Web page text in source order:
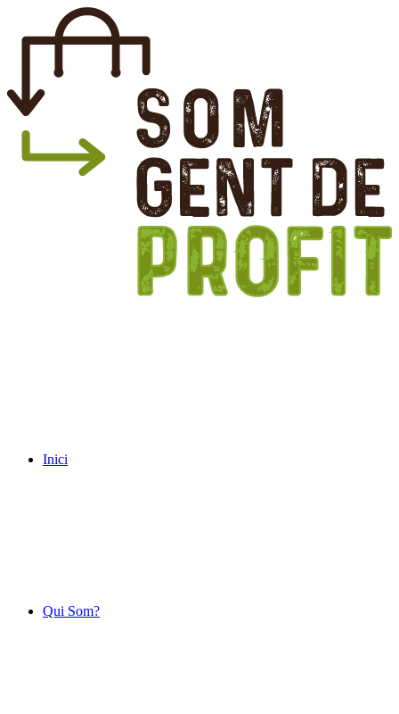
Inici
Qui Som?